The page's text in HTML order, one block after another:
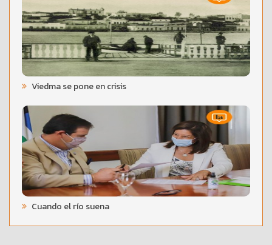
Viedma se pone en crisis
Cuando el río suena